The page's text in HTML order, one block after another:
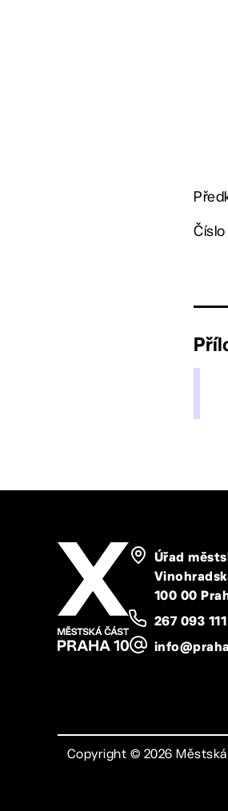
Úřad
100 00
267 093 111
Copyright © 2026